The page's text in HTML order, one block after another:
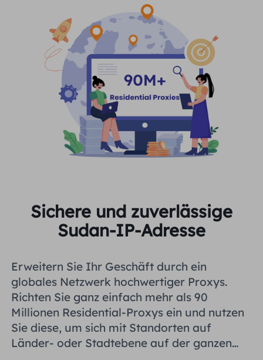
Sichere und zuverlässige
Sudan-IP-Adresse
Erweitern Sie Ihr Geschäft durch ein
globales Netzwerk hochwertiger Proxys.
Richten Sie ganz einfach mehr als 90
Millionen Residential-Proxys ein und nutzen
Sie diese, um sich mit Standorten auf
Länder- oder Stadtebene auf der ganzen